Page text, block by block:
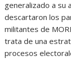
generalizado a su
descartaron los
militantes de
trata de una
procesos